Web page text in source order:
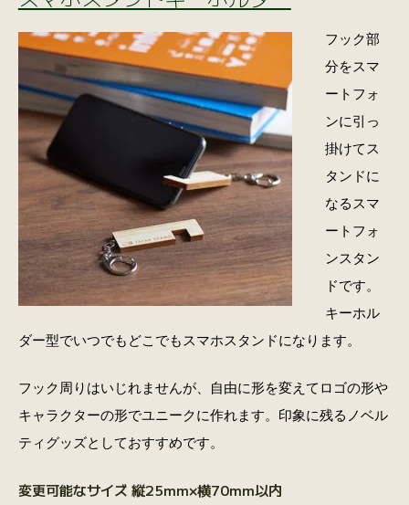
フック部
分をスマ
ートフォ
ンに引っ
掛けてス
タンドに
なるスマ
ートフォ
ンスタン
ドです。
キーホル
ダー型でいつでもどこでもスマホスタンドになります。
フック周りはいじれませんが、自由に形を変えてロゴの形や
キャラクターの形でユニークに作れます。印象に残るノベル
ティグッズとしておすすめです。
変更可能なサイズ 縦25mm×横70mm以内